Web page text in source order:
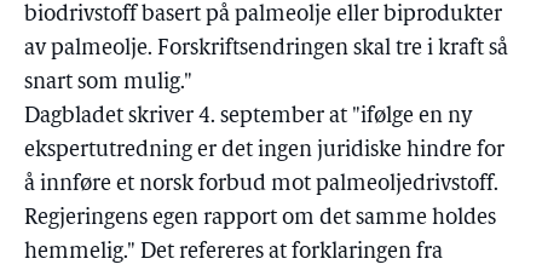
biodrivstoff basert på palmeolje eller biprodukter
av palmeolje. Forskriftsendringen skal tre i kraft så
snart som mulig."
Dagbladet skriver 4. september at "ifølge en ny
ekspertutredning er det ingen juridiske hindre for
å innføre et norsk forbud mot palmeoljedrivstoff.
Regjeringens egen rapport om det samme holdes
hemmelig." Det refereres at forklaringen fra